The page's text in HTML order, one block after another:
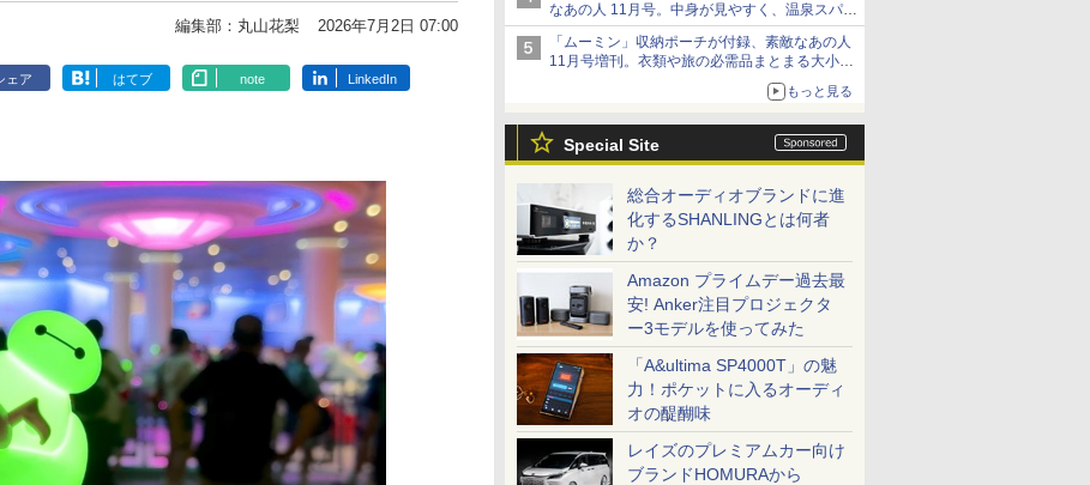
なあの人 11月号。中身が見やすく、温泉スパに
も使える
「ムーミン」収納ポーチが付録、素敵なあの人
11月号増刊。衣類や旅の必需品まとまる大小2
もっと見る
Special Site
総合オーディオブランドに進
化するSHANLINGとは何者
か？
Amazon プライムデー過去最
安! Anker注目プロジェクタ
ー3モデルを使ってみた
「A&ultima SP4000T」の魅
力！ポケットに入るオーディ
オの醍醐味
レイズのプレミアムカー向け
ブランドHOMURAから
編集部：丸山花梨 2026年7月2日 07:00
ェア はてブ note LinkedIn